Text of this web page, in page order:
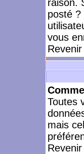
raison.
posté ?
vous
Toutes
mais